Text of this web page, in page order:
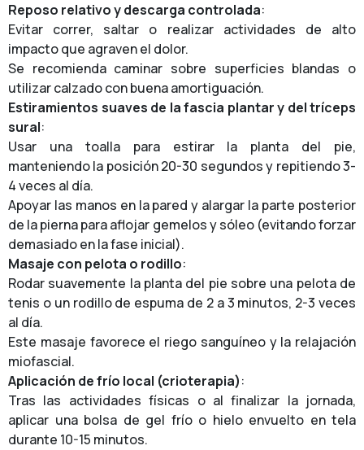
Reposo relativo y descarga controlada:
Evitar correr, saltar o realizar actividades de alto
impacto que agraven el dolor.
Se recomienda caminar sobre superficies blandas o
utilizar calzado con buena amortiguación.
Estiramientos suaves de la fascia plantar y del tríceps
sural:
Usar una toalla para estirar la planta del pie,
manteniendo la posición 20-30 segundos y repitiendo 3-
4 veces al día.
Apoyar las manos en la pared y alargar la parte posterior
de la pierna para aflojar gemelos y sóleo (evitando forzar
demasiado en la fase inicial).
Masaje con pelota o rodillo:
Rodar suavemente la planta del pie sobre una pelota de
tenis o un rodillo de espuma de 2 a 3 minutos, 2-3 veces
al día.
Este masaje favorece el riego sanguíneo y la relajación
miofascial.
Aplicación de frío local (crioterapia):
Tras las actividades físicas o al finalizar la jornada,
aplicar una bolsa de gel frío o hielo envuelto en tela
durante 10-15 minutos.